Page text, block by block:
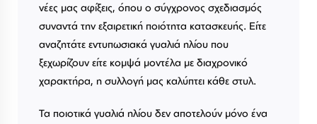
νέες μας αφίξεις, όπου ο σύγχρονος σχεδιασμός
συναντά την εξαιρετική ποιότητα κατασκευής. Είτε
αναζητάτε εντυπωσιακά γυαλιά ηλίου που
ξεχωρίζουν είτε κομψά μοντέλα με διαχρονικό
χαρακτήρα, η συλλογή μας καλύπτει κάθε στυλ.
Τα ποιοτικά γυαλιά ηλίου δεν αποτελούν μόνο ένα